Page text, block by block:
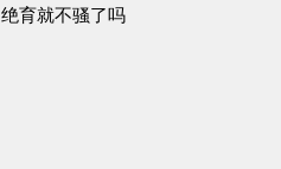
绝育就不骚了吗